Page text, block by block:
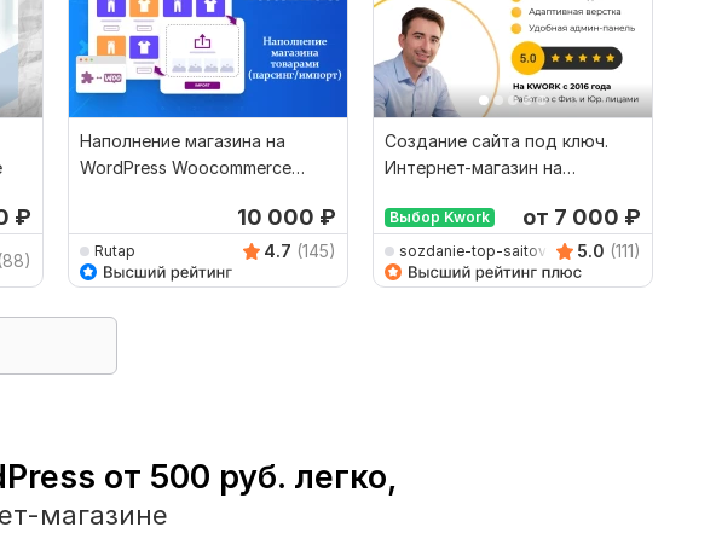
₽
(88)
Наполнение магазина на
WordPress Woocommerce
10 000 ₽
Rutap 4.7 (145)
Создание сайта под ключ.
Интернет-магазин на
Выбор Kwork от 7 000 ₽
sozdanie-top-saitov 5.0 (111)
от 500 руб. легко,
магазине